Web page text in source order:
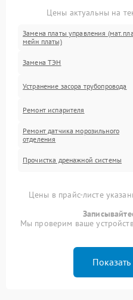
Цены актуальны на
Замена платы управления
мейн платы)
Замена ТЭН
Устранение засора трубопровода
Ремонт испарителя
Ремонт датчика морозильного
отделения
Прочистка дренажной системы
Цены в прайс-листе
Мы проверим ваше
Показать